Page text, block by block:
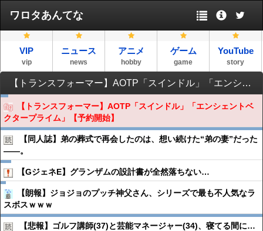
ワロタあんてな
VIP
vip
ニュース
news
アニメ
hobby
ゲーム
game
YouTube
story
【トランスフォーマー】AOTP「スインドル」「エンシェントベクタープライム」【予約開始】
【トランスフォーマー】AOTP「スインドル」「エンシェントベ
クタープライム」【予約開始】
【同人誌】弟の葬式で再会したのは、想い続けた“弟の妻”だった
――。
【GジェネE】グランザムの設計書が全然落ちない…
【朗報】ジョジョのプッチ神父さん、シリーズで最も不人気なラ
スボスｗｗｗ
【悲報】ゴルフ講師(37)と芸能マネージャー(34)、寝てる間に…